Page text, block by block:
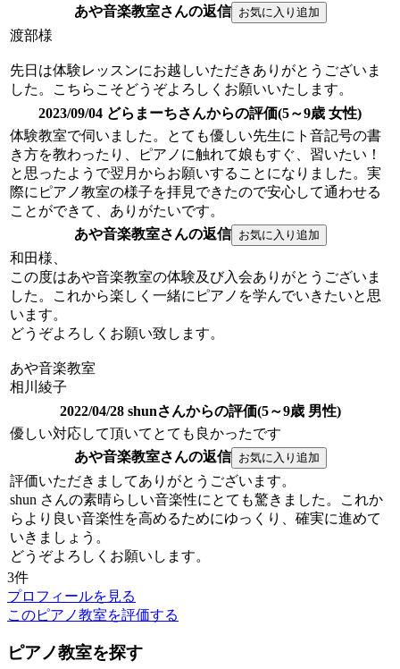
あや音楽教室さんの返信
渡部様
先日は体験レッスンにお越しいただきありがとうございま
した。こちらこそどうぞよろしくお願いいたします。
2023/09/04 どらまーちさんからの評価(5～9歳 女性)
体験教室で伺いました。とても優しい先生にト音記号の書
き方を教わったり、ピアノに触れて娘もすぐ、習いたい！
と思ったようで翌月からお願いすることになりました。実
際にピアノ教室の様子を拝見できたので安心して通わせる
ことができて、ありがたいです。
あや音楽教室さんの返信
和田様、
この度はあや音楽教室の体験及び入会ありがとうございま
した。これから楽しく一緒にピアノを学んでいきたいと思
います。
どうぞよろしくお願い致します。
あや音楽教室
相川綾子
2022/04/28 shunさんからの評価(5～9歳 男性)
優しい対応して頂いてとても良かったです
あや音楽教室さんの返信
評価いただきましてありがとうございます。
shun さんの素晴らしい音楽性にとても驚きました。これか
らより良い音楽性を高めるためにゆっくり、確実に進めて
いきましょう。
どうぞよろしくお願いします。
3件
プロフィールを見る
このピアノ教室を評価する
ピアノ教室を探す